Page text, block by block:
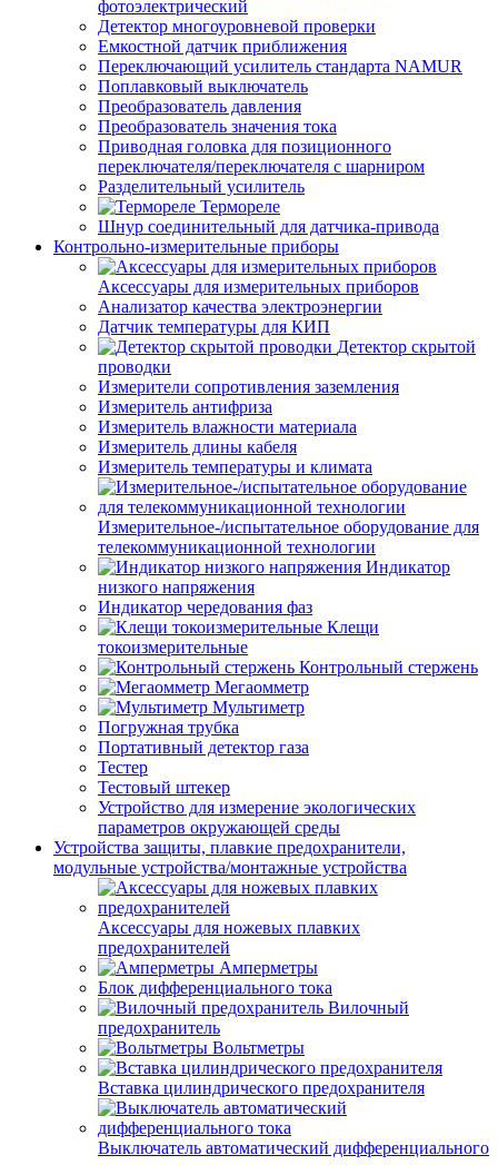
фотоэлектрический
Детектор многоуровневой проверки
Емкостной датчик приближения
Переключающий усилитель стандарта NAMUR
Поплавковый выключатель
Преобразователь давления
Преобразователь значения тока
Приводная головка для позиционного
переключателя/переключателя с шарниром
Разделительный усилитель
Термореле
Шнур соединительный для датчика-привода
Контрольно-измерительные приборы
Аксессуары для измерительных приборов
Анализатор качества электроэнергии
Датчик температуры для КИП
Детектор скрытой
проводки
Измерители сопротивления заземления
Измеритель антифриза
Измеритель влажности материала
Измеритель длины кабеля
Измеритель температуры и климата
Измерительное-/испытательное оборудование для
телекоммуникационной технологии
Индикатор
низкого напряжения
Индикатор чередования фаз
Клещи
токоизмерительные
Контрольный стержень
Мегаомметр
Мультиметр
Погружная трубка
Портативный детектор газа
Тестер
Тестовый штекер
Устройство для измерение экологических
параметров окружающей среды
Устройства защиты, плавкие предохранители,
модульные устройства/монтажные устройства
Аксессуары для ножевых плавких
предохранителей
Амперметры
Блок дифференциального тока
Вилочный
предохранитель
Вольтметры
Вставка цилиндрического предохранителя
Выключатель автоматический дифференциального